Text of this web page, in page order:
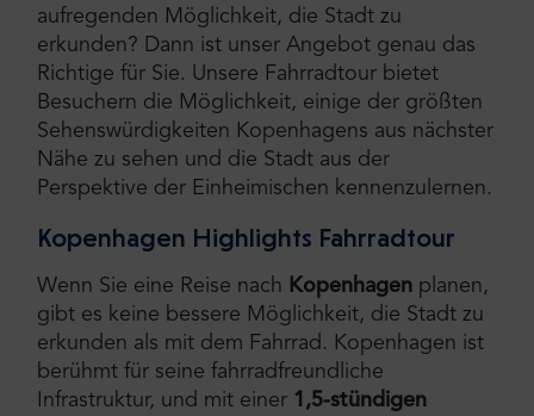
aufregenden Möglichkeit, die Stadt zu
erkunden? Dann ist unser Angebot genau das
Richtige für Sie. Unsere Fahrradtour bietet
Besuchern die Möglichkeit, einige der größten
Sehenswürdigkeiten Kopenhagens aus nächster
Nähe zu sehen und die Stadt aus der
Perspektive der Einheimischen kennenzulernen.
Kopenhagen Highlights Fahrradtour
Wenn Sie eine Reise nach Kopenhagen planen,
gibt es keine bessere Möglichkeit, die Stadt zu
erkunden als mit dem Fahrrad. Kopenhagen ist
berühmt für seine fahrradfreundliche
Infrastruktur, und mit einer 1,5-stündigen